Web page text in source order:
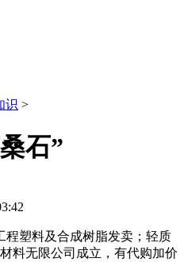
识 >
石”
塑料及合成树脂发卖；轻质
料无限公司成立，有代购加价